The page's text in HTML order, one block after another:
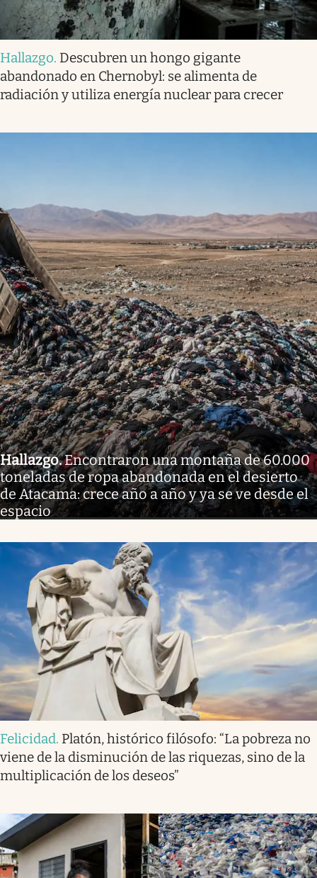
Hallazgo. Descubren un hongo gigante
abandonado en Chernobyl: se alimenta de
radiación y utiliza energía nuclear para crecer
Hallazgo.Encontraron una montaña de 60.000
toneladas de ropa abandonada en el desierto
de Atacama: crece año a año y ya se ve desde el
espacio
Felicidad. Platón, histórico filósofo: “La pobreza no
viene de la disminución de las riquezas, sino de la
multiplicación de los deseos”